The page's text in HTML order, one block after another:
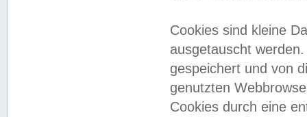
Cookies sind kleine
ausgetauscht
gespeichert und von
genutzten
Cookies durch eine